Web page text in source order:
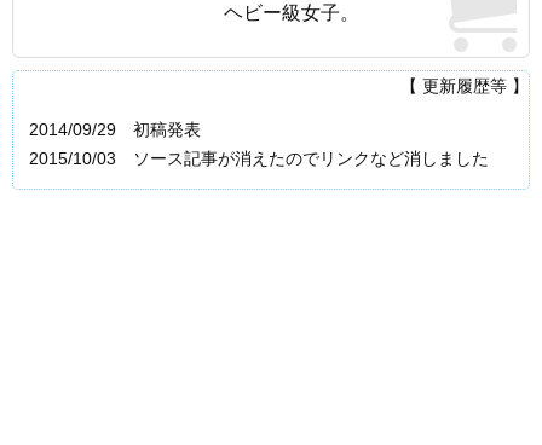
ヘビー級女子。
【 更新履歴等 】
2014/09/29 初稿発表
2015/10/03 ソース記事が消えたのでリンクなど消しました